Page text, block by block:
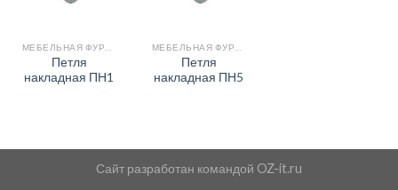
Петля
накладная ПН1
Петля
накладная ПН5
Сайт разработан командой OZ-it.ru